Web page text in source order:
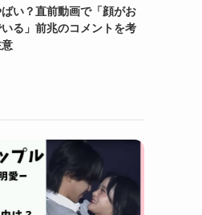
い？直前動画で「顔がお
る」前兆のコメントを考